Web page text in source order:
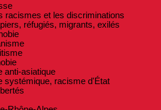
racismes et les discriminations
réfugiés, migrants, exilés
anti-asiatique
systémique, racisme d'État